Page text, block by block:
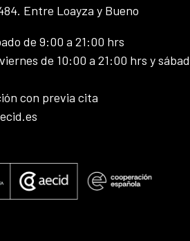
Entre Loayza y Bueno
de 9:00 a 21:00 hrs
de 10:00 a 21:00 hrs y
con previa cita